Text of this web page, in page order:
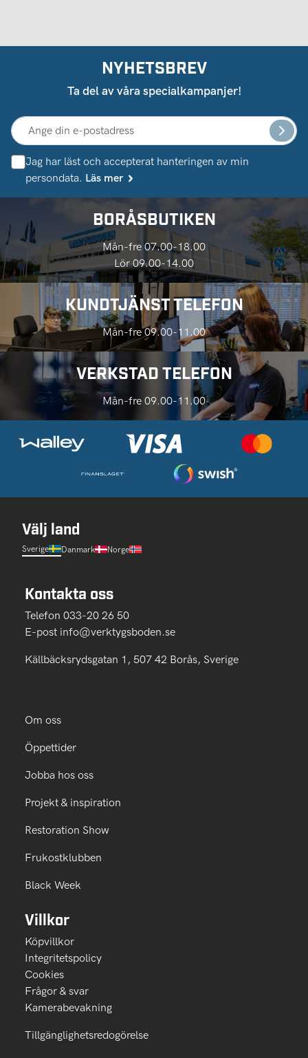
NYHETSBREV
Ta del av våra specialkampanjer!
Jag har läst och accepterat hanteringen av min
persondata. Läs mer
BORÅSBUTIKEN
Mån-fre 07.00-18.00
Lör 09.00-14.00
KUNDTJÄNST TELEFON
Mån-fre 09.00-11.00
VERKSTAD TELEFON
Mån-fre 09.00-11.00
Välj land
Sverige Danmark Norge
Kontakta oss
Telefon 033-20 26 50
E-post info@verktygsboden.se
Källbäcksrydsgatan 1, 507 42 Borås, Sverige
Om oss
Öppettider
Jobba hos oss
Projekt & inspiration
Restoration Show
Frukostklubben
Black Week
Villkor
Köpvillkor
Integritetspolicy
Cookies
Frågor & svar
Kamerabevakning
Tillgänglighetsredogörelse